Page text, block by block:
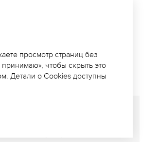
просмотр страниц без
чтобы скрыть это
Детали о Cookies доступны